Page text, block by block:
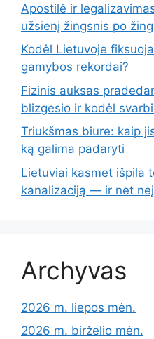
Apostilė ir
užsienį žingsnis po
Kodėl Lietuvoje
gamybos rekordai?
Fizinis auksas
blizgesio ir kodėl
Triukšmas biure: kaip
ką galima padaryti
Lietuviai kasmet išpila
kanalizaciją — ir net
Archyvas
2026 m. liepos mėn.
2026 m. birželio mėn.